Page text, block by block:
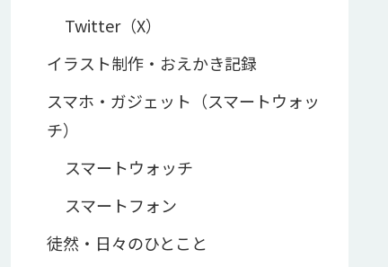
Twitter（X）
イラスト制作・おえかき記録
スマホ・ガジェット（スマートウォッ
チ）
スマートウォッチ
スマートフォン
徒然・日々のひとこと